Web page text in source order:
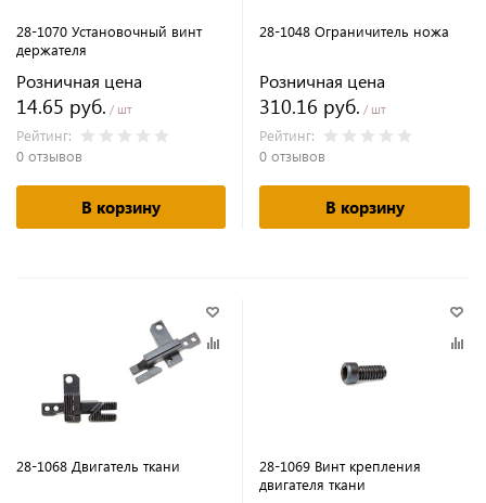
28-1070 Установочный винт
держателя
Розничная цена
14.65 руб. / шт
Рейтинг:
0 отзывов
В корзину
28-1048 Ограничитель ножа
Розничная цена
310.16 руб. / шт
Рейтинг:
0 отзывов
В корзину
28-1068 Двигатель ткани
28-1069 Винт крепления
двигателя ткани